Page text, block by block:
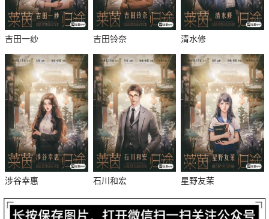
吉田一纱 吉田铃奈 清水修
涉谷幸惠 石川和宏 星野友茉